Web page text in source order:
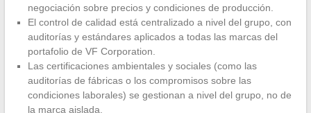
negociación sobre precios y condiciones de producción.
El control de calidad está centralizado a nivel del grupo, con
auditorías y estándares aplicados a todas las marcas del
portafolio de VF Corporation.
Las certificaciones ambientales y sociales (como las
auditorías de fábricas o los compromisos sobre las
condiciones laborales) se gestionan a nivel del grupo, no de
la marca aislada.